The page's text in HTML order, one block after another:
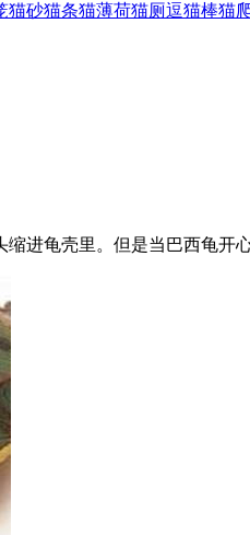
猫砂猫条猫薄荷猫厕逗猫棒猫
进龟壳里。但是当巴西龟开